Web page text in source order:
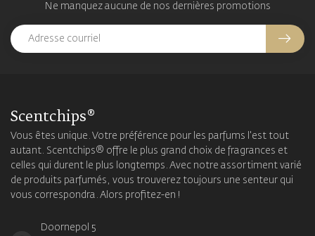
Ne manquez aucune de nos dernières promotions
Scentchips®
Vous êtes unique. Votre préférence pour les parfums l'est tout
autant. Scentchips® offre le plus grand choix de fragrances et
celles qui durent le plus longtemps. Avec notre assortiment varié
de produits parfumés, vous trouverez toujours une senteur qui
vous correspondra. Alors profitez-en !
Doornepol 5